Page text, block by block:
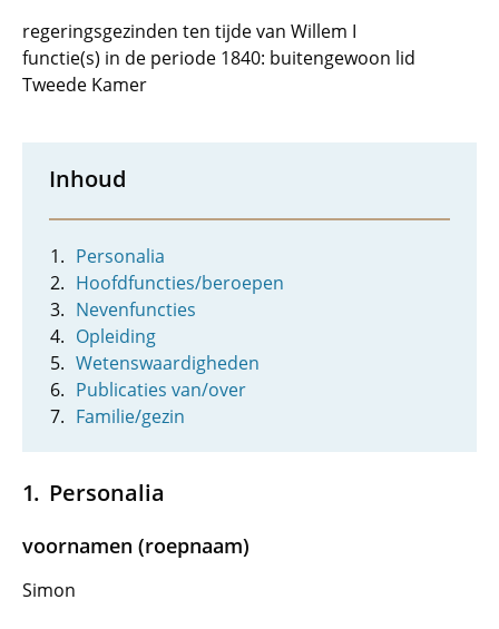
regeringsgezinden ten tijde van Willem I
functie(s) in de periode 1840: buitengewoon lid
Tweede Kamer
Inhoud
Personalia
Hoofdfuncties/beroepen
Nevenfuncties
Opleiding
Wetenswaardigheden
Publicaties van/over
Familie/gezin
Personalia
voornamen (roepnaam)
Simon